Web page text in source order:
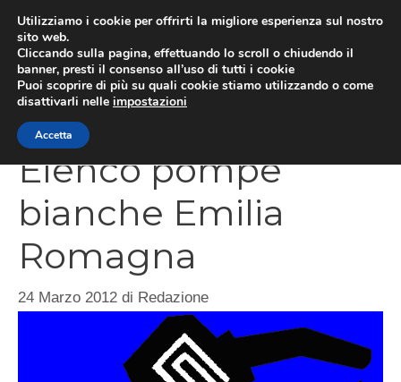
contenuto
Elenco pompe
bianche Emilia
Romagna
24 Marzo 2012 di Redazione
Utilizziamo i cookie per offrirti la migliore esperienza sul nostro
sito web.
Cliccando sulla pagina, effettuando lo scroll o chiudendo il
banner, presti il consenso all’uso di tutti i cookie
Puoi scoprire di più su quali cookie stiamo utilizzando o come
disattivarli nelle impostazioni
Accetta